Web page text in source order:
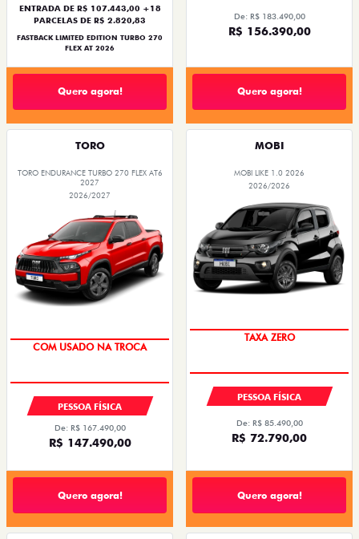
ENTRADA DE R$ 107.443,00 +18
PARCELAS DE R$ 2.820,83
FASTBACK LIMITED EDITION TURBO 270
FLEX AT 2026
Quero agora!
De: R$ 183.490,00
R$ 156.390,00
Quero agora!
TORO
TORO ENDURANCE TURBO 270 FLEX AT6
2027
2026/2027
OPORTUNIDADE
PESSOA FÍSICA
De: R$ 167.490,00
R$ 147.490,00
Quero agora!
MOBI
MOBI LIKE 1.0 2026
2026/2026
PREÇO IMPERDÍVEL
PESSOA FÍSICA
De: R$ 85.490,00
R$ 72.790,00
Quero agora!